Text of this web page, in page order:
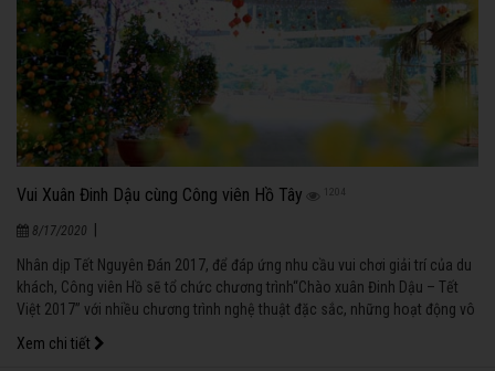
Vui Xuân Đinh Dậu cùng Công viên Hồ Tây 1204
8/17/2020
Nhân dịp Tết Nguyên Đán 2017, để đáp ứng nhu cầu vui chơi giải trí của du
khách, Công viên Hồ sẽ tổ chức chương trình“Chào xuân Đinh Dậu – Tết
Việt 2017” với nhiều chương trình nghệ thuật đặc sắc, những hoạt động vô
Xem chi tiết